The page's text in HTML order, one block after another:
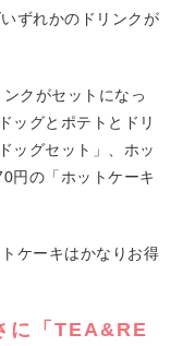
ずれかのドリンクが
クがセットになっ
ッグとポテトとドリ
ッグセット」、ホッ
円の「ホットケーキ
ケーキはかなりお得
に「TEA&RE